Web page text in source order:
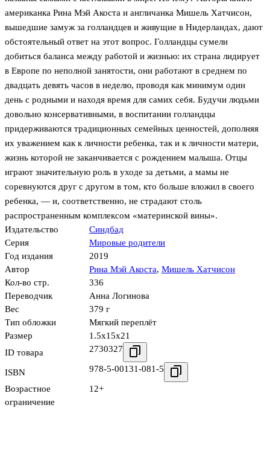
американка Рина Мэй Акоста и англичанка Мишель Хатчисон,
вышедшие замуж за голландцев и живущие в Нидерландах, дают
обстоятельный ответ на этот вопрос. Голландцы сумели
добиться баланса между работой и жизнью: их страна лидирует
в Европе по неполной занятости, они работают в среднем по
двадцать девять часов в неделю, проводя как минимум один
день с родными и находя время для самих себя. Будучи людьми
довольно консервативными, в воспитании голландцы
придерживаются традиционных семейных ценностей, дополняя
их уважением как к личности ребенка, так и к личности матери,
жизнь которой не заканчивается с рождением малыша. Отцы
играют значительную роль в уходе за детьми, а мамы не
соревнуются друг с другом в том, кто больше вложил в своего
ребенка, — и, соответственно, не страдают столь
распространенным комплексом «материнской вины».
Издательство
Синдбад
Серия
Мировые родители
Год издания
2019
Автор
Рина Мэй Акоста, Мишель Хатчисон
Кол-во стр.
336
Переводчик
Анна Логинова
Вес
379 г
Тип обложки
Мягкий переплёт
Размер
1.5x15x21
ID товара
2730327
ISBN 978-5-00131-081-5
Возрастное
ограничение
12+